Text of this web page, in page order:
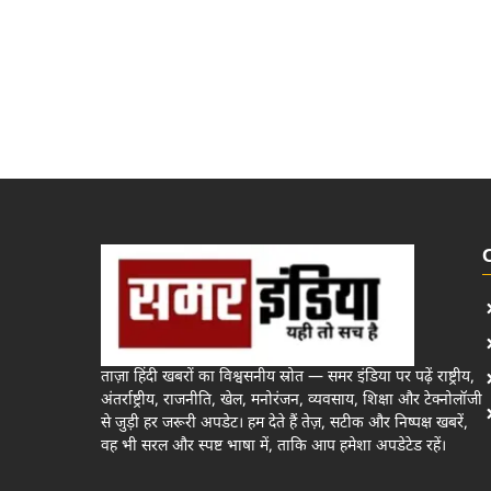
ताज़ा हिंदी खबरों का विश्वसनीय स्रोत — समर इंडिया पर पढ़ें राष्ट्रीय,
अंतर्राष्ट्रीय, राजनीति, खेल, मनोरंजन, व्यवसाय, शिक्षा और टेक्नोलॉजी
से जुड़ी हर जरूरी अपडेट। हम देते हैं तेज़, सटीक और निष्पक्ष खबरें,
वह भी सरल और स्पष्ट भाषा में, ताकि आप हमेशा अपडेटेड रहें।